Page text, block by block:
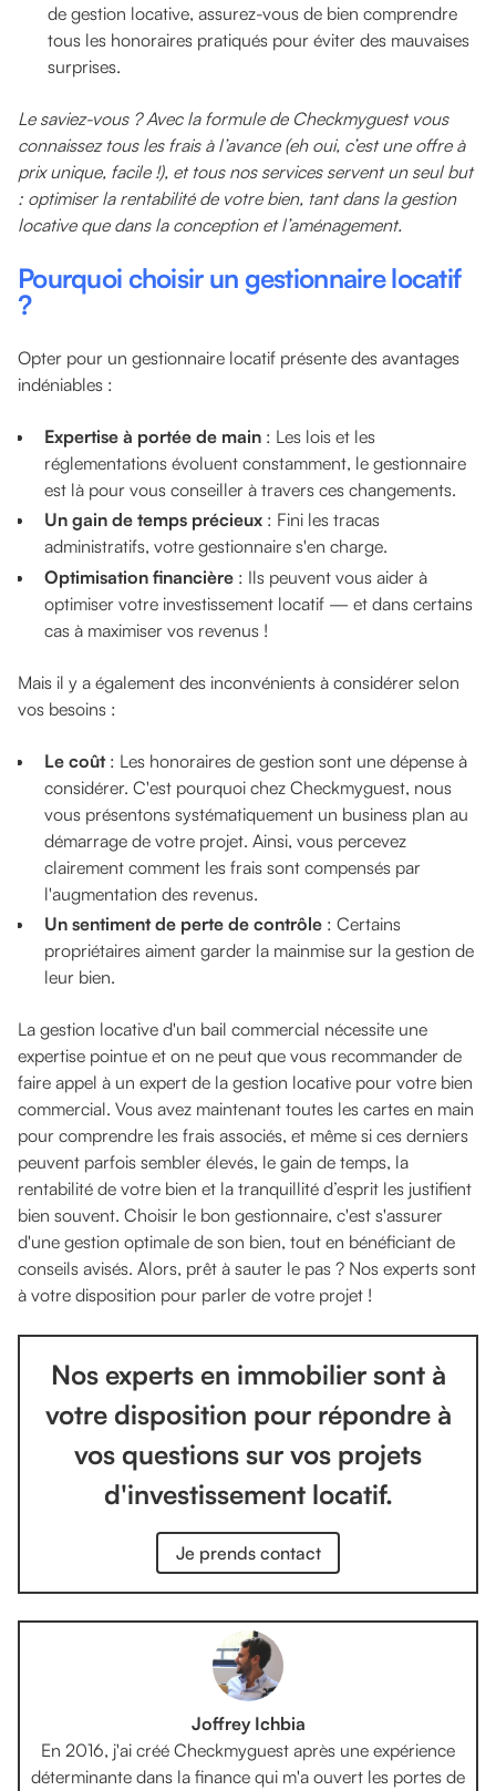
de gestion locative, assurez-vous de bien comprendre
tous les honoraires pratiqués pour éviter des mauvaises
surprises.
Le saviez-vous ? Avec la formule de Checkmyguest vous
connaissez tous les frais à l’avance (eh oui, c’est une offre à
prix unique, facile !), et tous nos services servent un seul but
: optimiser la rentabilité de votre bien, tant dans la gestion
locative que dans la conception et l’aménagement.
Pourquoi choisir un gestionnaire locatif
?
Opter pour un gestionnaire locatif présente des avantages
indéniables :
Expertise à portée de main : Les lois et les
réglementations évoluent constamment, le gestionnaire
est là pour vous conseiller à travers ces changements.
Un gain de temps précieux : Fini les tracas
administratifs, votre gestionnaire s'en charge.
Optimisation financière : Ils peuvent vous aider à
optimiser votre investissement locatif — et dans certains
cas à maximiser vos revenus !
Mais il y a également des inconvénients à considérer selon
vos besoins :
Le coût: Les honoraires de gestion sont une dépense à
considérer. C'est pourquoi chez Checkmyguest, nous
vous présentons systématiquement un business plan au
démarrage de votre projet. Ainsi, vous percevez
clairement comment les frais sont compensés par
l'augmentation des revenus.
Un sentiment de perte de contrôle : Certains
propriétaires aiment garder la mainmise sur la gestion de
leur bien.
La gestion locative d'un bail commercial nécessite une
expertise pointue et on ne peut que vous recommander de
faire appel à un expert de la gestion locative pour votre bien
commercial. Vous avez maintenant toutes les cartes en main
pour comprendre les frais associés, et même si ces derniers
peuvent parfois sembler élevés, le gain de temps, la
rentabilité de votre bien et la tranquillité d’esprit les justifient
bien souvent. Choisir le bon gestionnaire, c'est s'assurer
d'une gestion optimale de son bien, tout en bénéficiant de
conseils avisés. Alors, prêt à sauter le pas ? Nos experts sont
à votre disposition pour parler de votre projet !
Nos experts en immobilier sont à
votre disposition pour répondre à
vos questions sur vos projets
d'investissement locatif.
Je prends contact
Joffrey Ichbia
En 2016, j'ai créé Checkmyguest après une expérience
déterminante dans la finance qui m'a ouvert les portes de